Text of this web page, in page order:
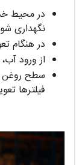
نگهداری
در هنگام
از ورود
سطح روغن
فیلترها